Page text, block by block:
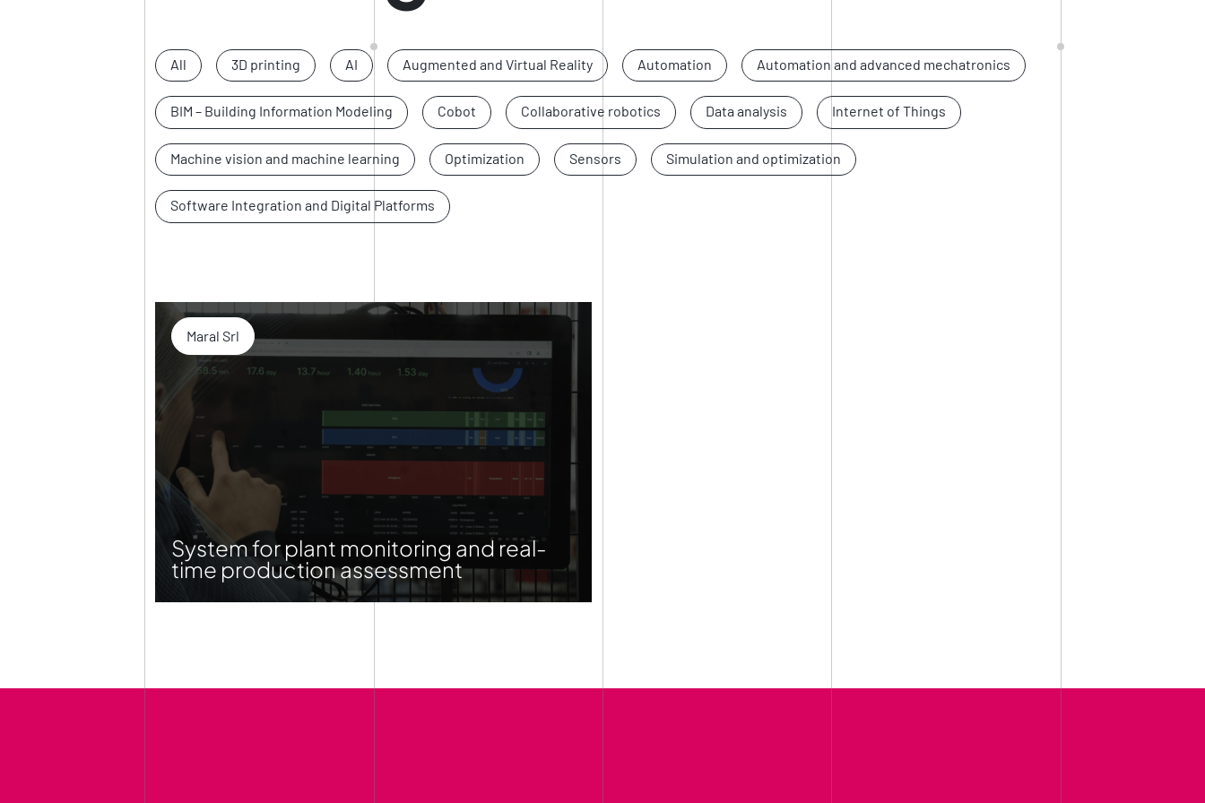
All 3D printing AI Augmented and Virtual Reality Automation Automation and advanced mechatronics
BIM – Building Information Modeling Cobot Collaborative robotics Data analysis Internet of Things
Machine vision and machine learning Optimization Sensors Simulation and optimization
Software Integration and Digital Platforms
Maral Srl
System for plant monitoring and real-
time production assessment